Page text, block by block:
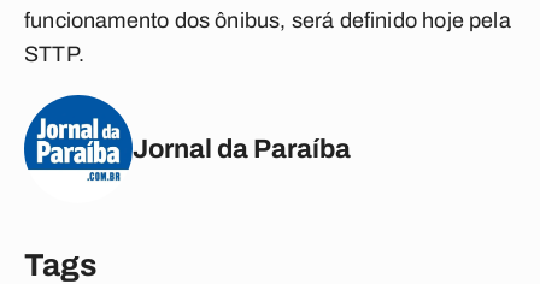
funcionamento dos ônibus, será definido hoje pela
STTP.
Jornal da Paraíba
Tags